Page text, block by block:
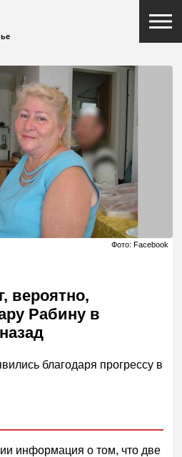
Фото: Facebook
вероятно,
Рабину в
благодаря прогрессу в
информация о том, что две